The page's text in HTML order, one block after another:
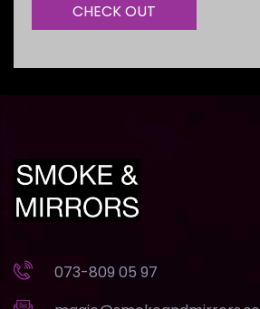
CHECK OUT
073-809 05 97